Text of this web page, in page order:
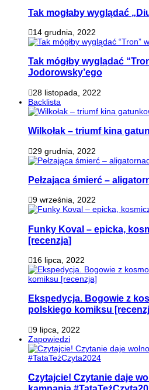
Tak mogłaby wyglądać
14 grudnia, 2022
Tak mógłby wyglądać
Jodorowsky’ego
28 listopada, 2022
Backlista
Wilkołak – triumf kina
29 grudnia, 2022
Pełzająca śmierć –
9 września, 2022
Funky Koval – epicka,
[recenzja]
16 lipca, 2022
Ekspedycja. Bogowie z
polskiego komiksu
9 lipca, 2022
Zapowiedzi
Czytajcie! Czytanie daje